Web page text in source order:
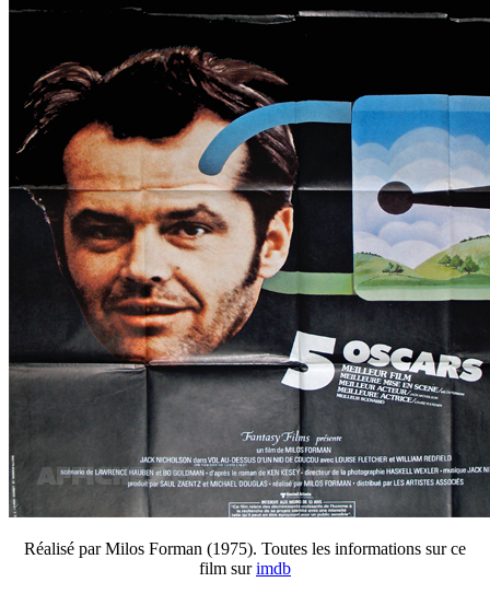
Réalisé par Milos Forman (1975). Toutes les informations sur ce
film surimdb